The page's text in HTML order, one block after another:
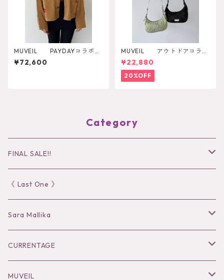
MUVEIL PAYDAYコラボジ
ャケット MA262FJK701
¥72,600
MUVEIL アウトドアコラボ
ショルダーバッグ
¥22,880
20%OFF
Category
FINAL SALE!!
30％OFF
40％OFF
50％OFF
60%OFF
《 Last One 》
Sara Mallika
Tops
Bottoms
CURRENTAGE
Outer
MUVEIL